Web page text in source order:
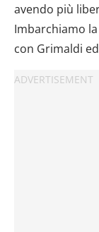
avendo più
Imbarchiamo
con Grimaldi